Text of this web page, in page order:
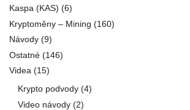
Kaspa (KAS) (6)
Kryptoměny – Mining (160)
Návody (9)
Ostatné (146)
Videa (15)
Krypto podvody (4)
Video návody (2)